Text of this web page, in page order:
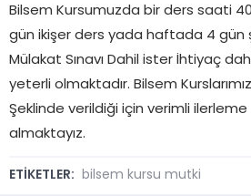
Bilsem Kursumuzda bir ders saati
gün ikişer ders yada haftada 4 gün
Mülakat Sınavı Dahil ister İhtiyaç
yeterli olmaktadır. Bilsem
Şeklinde verildiği için verimli
almaktayız.
ETİKETLER: bilsem kursu mutki